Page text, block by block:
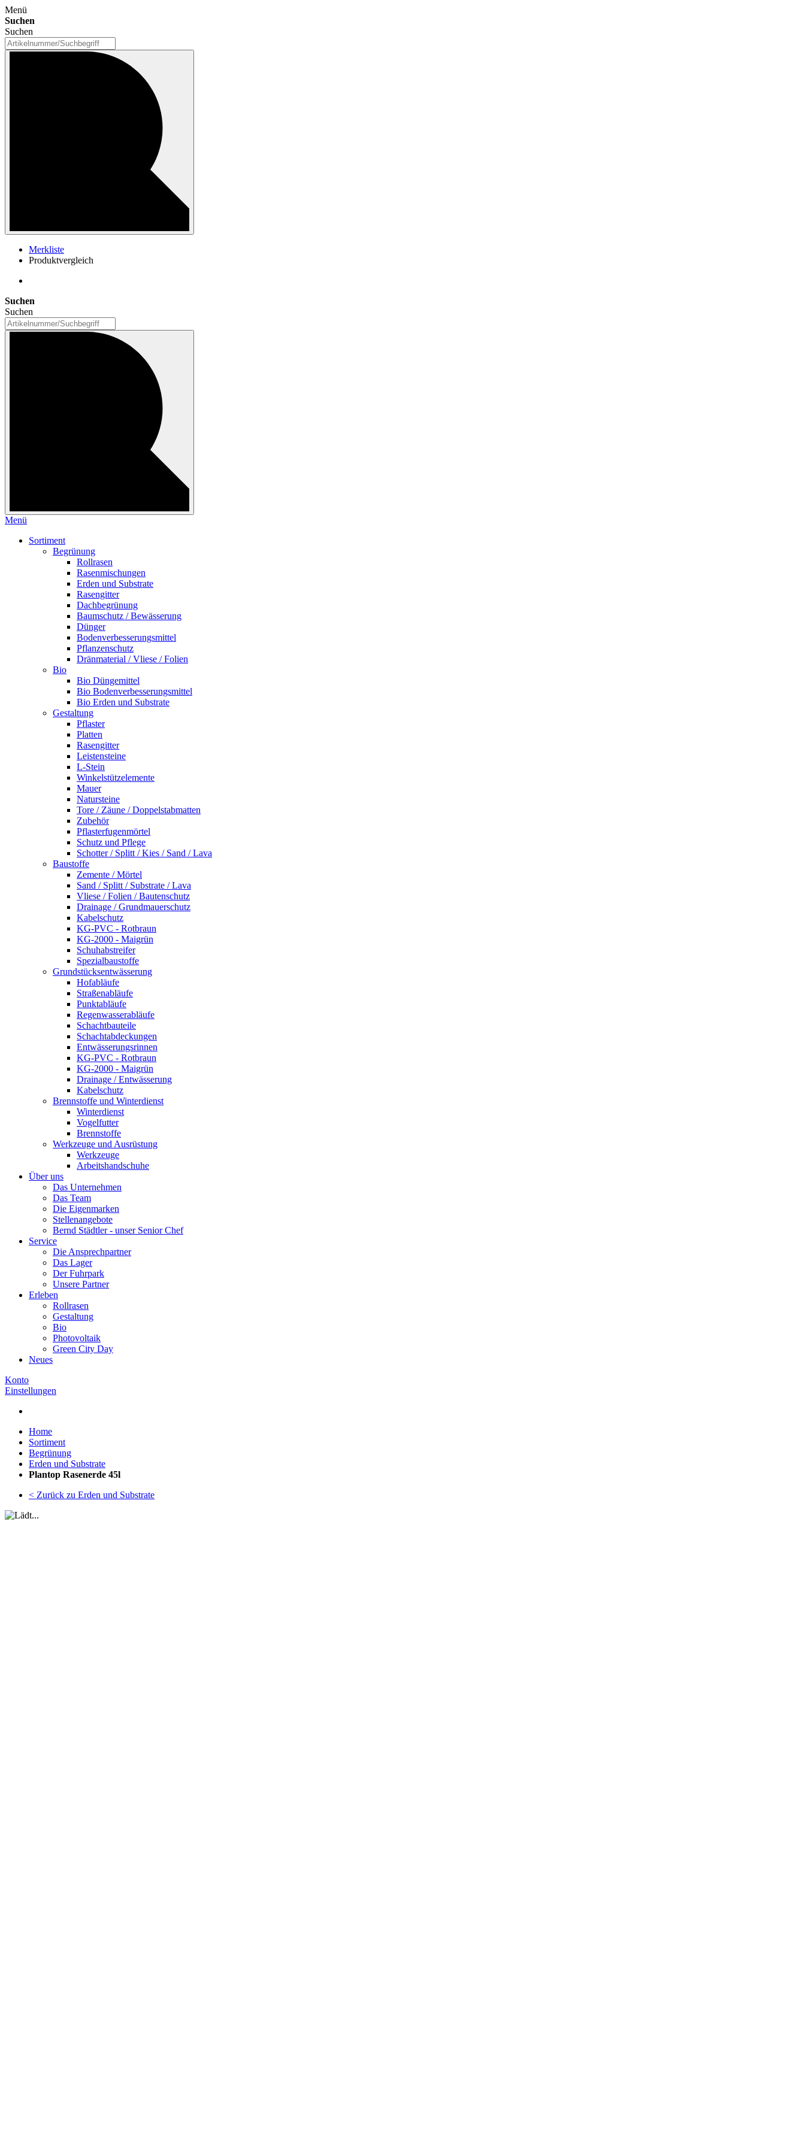
Menü
Suchen
Suchen
Merkliste
Produktvergleich
Suchen
Suchen
Menü
Sortiment
Begrünung
Rollrasen
Rasenmischungen
Erden und Substrate
Rasengitter
Dachbegrünung
Baumschutz / Bewässerung
Dünger
Bodenverbesserungsmittel
Pflanzenschutz
Dränmaterial / Vliese / Folien
Bio
Bio Düngemittel
Bio Bodenverbesserungsmittel
Bio Erden und Substrate
Gestaltung
Pflaster
Platten
Rasengitter
Leistensteine
L-Stein
Winkelstützelemente
Mauer
Natursteine
Tore / Zäune / Doppelstabmatten
Zubehör
Pflasterfugenmörtel
Schutz und Pflege
Schotter / Splitt / Kies / Sand / Lava
Baustoffe
Zemente / Mörtel
Sand / Splitt / Substrate / Lava
Vliese / Folien / Bautenschutz
Drainage / Grundmauerschutz
Kabelschutz
KG-PVC - Rotbraun
KG-2000 - Maigrün
Schuhabstreifer
Spezialbaustoffe
Grundstücksentwässerung
Hofabläufe
Straßenabläufe
Punktabläufe
Regenwasserabläufe
Schachtbauteile
Schachtabdeckungen
Entwässerungsrinnen
KG-PVC - Rotbraun
KG-2000 - Maigrün
Drainage / Entwässerung
Kabelschutz
Brennstoffe und Winterdienst
Winterdienst
Vogelfutter
Brennstoffe
Werkzeuge und Ausrüstung
Werkzeuge
Arbeitshandschuhe
Über uns
Das Unternehmen
Das Team
Die Eigenmarken
Stellenangebote
Bernd Städtler - unser Senior Chef
Service
Die Ansprechpartner
Das Lager
Der Fuhrpark
Unsere Partner
Erleben
Rollrasen
Gestaltung
Bio
Photovoltaik
Green City Day
Neues
Konto
Einstellungen
Home
Sortiment
Begrünung
Erden und Substrate
Plantop Rasenerde 45l
< Zurück zu Erden und Substrate